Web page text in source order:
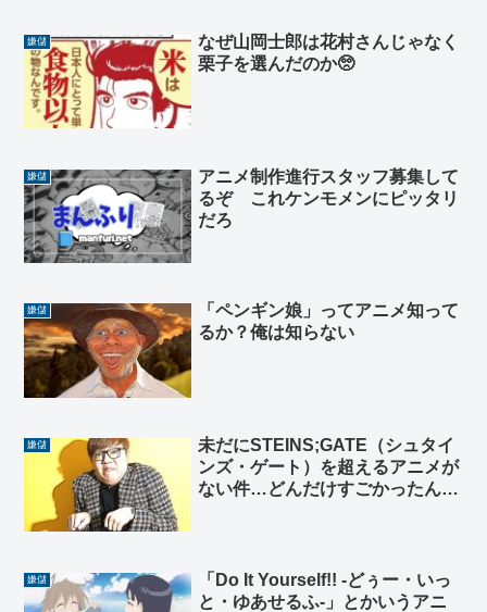
嫌儲
なぜ山岡士郎は花村さんじゃなく
栗子を選んだのか🥺
嫌儲
アニメ制作進行スタッフ募集して
るぞ これケンモメンにピッタリ
だろ
嫌儲
「ペンギン娘」ってアニメ知って
るか？俺は知らない
嫌儲
未だにSTEINS;GATE（シュタイ
ンズ・ゲート）を超えるアニメが
ない件…どんだけすごかったんだ
嫌儲
「Do It Yourself!! -どぅー・いっ
と・ゆあせるふ-」とかいうアニ